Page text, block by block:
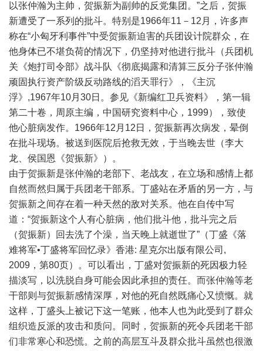
以张仲瀚为主帅，贺振新为副帅的反党集团。”之后，贺振
新遭受了一系列的批斗。特别是1966年11－12月，许多声
称在“小匈牙利事件”中受贺振新迫害的兵团设计院群众，在
他身体已不堪负荷的情况下，仍坚持对他进行批斗（兵团机
关《炮打司令部》战斗队《彻底揭露和清算三反分子张仲瀚
顽固执行资产阶级反动路线的滔天罪行》，《主沉
浮》,1967年10月30日。参见《新编红卫兵资料》，第一辑
第二十卷，周原主编，中国研究资料中心，1999），致使
他心脏病发作。1966年12月12日，贺振新再次病发，晕倒
在批斗现场。被送到医院后抢救无效，于当晚去世（李大
龙、侯国恩《贺振新》）。
由于贺振新是张仲瀚的老部下、老战友，在立场和感情上都
自然而然归属于兵团老干部系。丁盛站在矛盾的另一方，与
贺振新之间存在着一种天然的敌对关系。他在自传中写
道：“贺振新这个人有心脏病，他们批斗他，批斗完之后
（贺振新）回去洗了个澡，当天晚上就逝世了”（丁盛《落
难将军•丁盛将军回忆录》香港: 星克尔出版有限公司,
2009，第80页）。可以看出，丁盛对贺振新的死因极力轻
描淡写，以洗脱自身可能会因此承担的责任。而张仲瀚等老
干部则与贺振新感情深厚，对他的死自然既痛心又愤慨。就
这样，丁盛头上被记下这一笔账，他本人也为此受到了群众
组织造反派的攻击和质问。同时，贺振新的死令兵团老干部
们非常寒心和恐慌。之前的高层互斗及群众批斗虽然也很激